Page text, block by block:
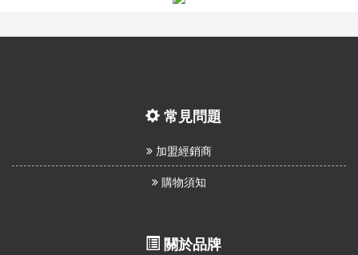
常見問題
加盟經銷商
購物須知
關於品牌